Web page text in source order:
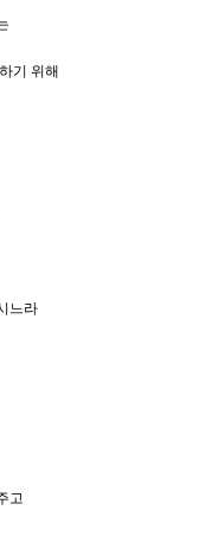
기 위해
느라
고